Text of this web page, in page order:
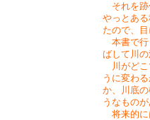
それを跡
やっとあ
たので、
本書で行
ばして川
川がどこ
うに変わ
か、川底
うなもの
将来的に